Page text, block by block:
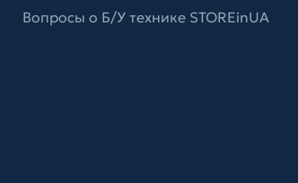
Вопросы о Б/У технике STOREinUA